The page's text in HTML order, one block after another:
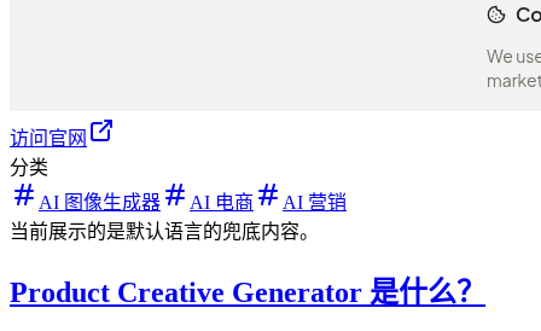
访问官网
分类
AI 图像生成器
AI 电商
AI 营销
当前展示的是默认语言的兜底内容。
Product Creative Generator 是什么？